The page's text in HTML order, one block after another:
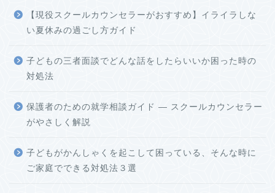
【現役スクールカウンセラーがおすすめ】イライラしな
い夏休みの過ごし方ガイド
子どもの三者面談でどんな話をしたらいいか困った時の
対処法
保護者のための就学相談ガイド ― スクールカウンセラー
がやさしく解説
子どもがかんしゃくを起こして困っている、そんな時に
ご家庭でできる対処法３選